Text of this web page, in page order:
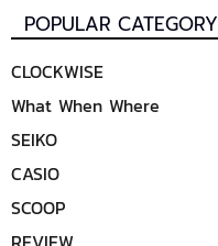
POPULAR CATEGORY
CLOCKWISE
What When Where
SEIKO
CASIO
SCOOP